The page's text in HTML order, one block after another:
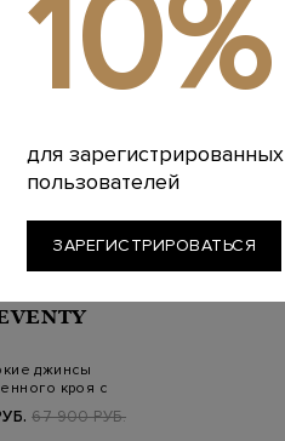
джинсы
кроя с
67 900 РУБ.
10%
для зарегистрированных
пользователей
ЗАРЕГИСТРИРОВАТЬСЯ